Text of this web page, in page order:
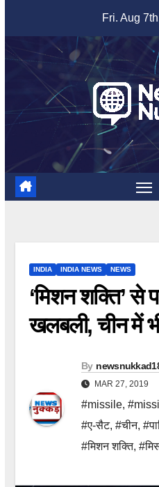
content
Fri. Aug
INDIA INDIA NEWS NEWS
‘मिशन शक्ति’ से
खलबली, चीन में
By
MAR 27, 2019
#missile,
#ए-सैट, #चीन,
#मिशन शक्ति,